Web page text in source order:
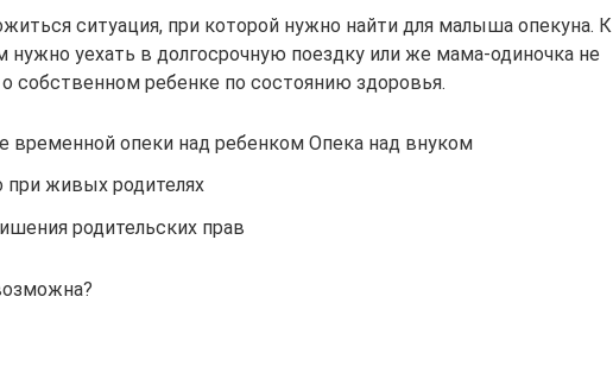
ситуация, при которой нужно найти для малыша опекуна. К
нужно уехать в долгосрочную поездку или же мама-одиночка не
собственном ребенке по состоянию здоровья.
временной опеки над ребенком Опека над внуком
при живых родителях
родительских прав